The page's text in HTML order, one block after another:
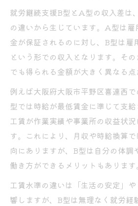
就労継続支援B型とA型の収入差は
の違いから生じています。A型は雇
金が保証されるのに対し、B型は雇
という形での収入となります。そ
でも得られる金額が大きく異なる点
例えば大阪府大阪市平野区喜連西
型では時給が最低賃金に準じて支
工賃が作業実績や事業所の収益状
す。これにより、月収や時給換算
向にありますが、B型は自分の体調
働き方ができるメリットもあります。
工賃水準の違いは「生活の安定」
響しますが、B型は無理なく就労経